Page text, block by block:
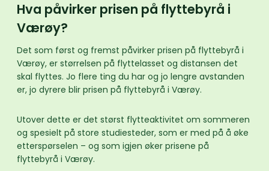
Hva påvirker prisen på flyttebyrå i
Værøy?
Det som først og fremst påvirker prisen på flyttebyrå i
Værøy, er størrelsen på flyttelasset og distansen det
skal flyttes. Jo flere ting du har og jo lengre avstanden
er, jo dyrere blir prisen på flyttebyrå i Værøy.
Utover dette er det størst flytteaktivitet om sommeren
og spesielt på store studiesteder, som er med på å øke
etterspørselen – og som igjen øker prisene på
flyttebyrå i Værøy.